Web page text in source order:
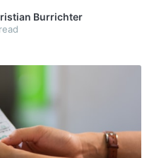
ist eine Migration noch
Weiterarbeit in
Burrichter